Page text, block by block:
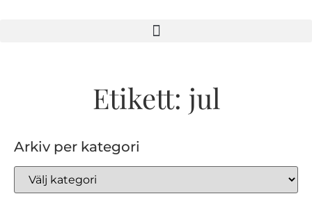
Etikett: jul
Arkiv per kategori